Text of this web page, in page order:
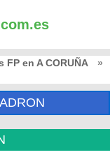
FP en A CORUÑA
»